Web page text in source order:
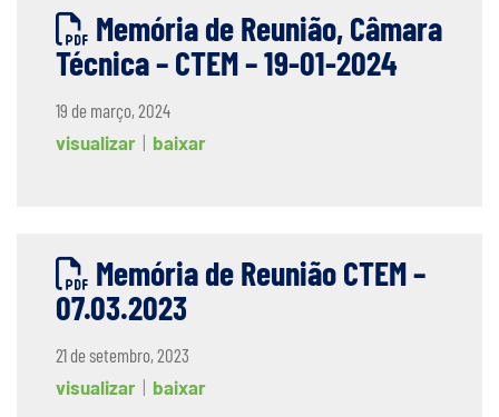
Memória de Reunião, Câmara
Técnica – CTEM – 19-01-2024
19 de março, 2024
visualizar
baixar
Memória de Reunião CTEM –
07.03.2023
21 de setembro, 2023
visualizar
baixar